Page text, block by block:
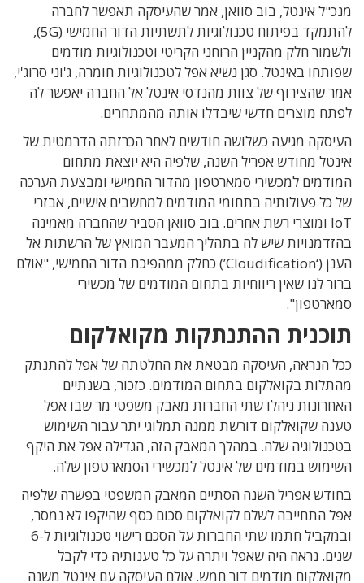
מנכ"ל אינטל, בוב סוואן, אמר שהעיסקה תאפשר לחברה
להתמקד בפיתוח טכנולוגיות לתשתיות הדור החמישי (5G),
ולשמור חלק מהקניין הרוחני הקריטי וטכנולוגיות מודמים
שפותחו באינטל. סגן נשיא אפל לטכנולוגיות חומרה, ג'וני סרוג'י,
אמר שהצירוף של צוות מהנדסי אינטל אל החברה יאפשר לה
לפתח מוצרים חדשי שיבדלו אותה מהמתחרים.
העיסקה מגיעה כשלושה חודשים לאחר הכרזתה הדרמטית של
אינטל מחודש אפריל השנה, שלפיה היא יוצאת מתחום
המודמים למכשירי סמארטפון מהדור החמישי ומבצעת הערכה
של כל פעולותיה בתחומי המודמים למחשבים אישיים, אבזרי
IoT ומוצרי רשת אחרים. בוב סוואן הסביר שהחברה מאמינה
בהזדמנויות שיש לה בתהליך המעבר המואץ של הרשתות אל
הענן (‘Cloudification’) כחלק ממהפיכת הדור החמישי, "אולם
ברור לנו שאין ריווחיות בתחום המודמים של מכשירי
סמארטפון".
תוכנית ההתנתקות מקואלקום
ככל הנראה, העיסקה מבטאת את החלטתה של אפל להתנתק
מהתלות בקואלקום בתחום המודמים. כזכור, בשנתיים
האחרונות ניהלו שתי החברות מאבק משפטי מר שבו אפל
טענה שקואלקום דורשת ממנה תמלוגי יתר עבור השימוש
בטכנולוגיה שלה. במהלך המאבק הזה, הגדילה אפל את היקף
השימוש במודמים של אינטל למכשירי הסמארטפון שלה.
בחודש אפריל השנה הסתיים המאבק המשפטי בפשרה שלפיה
אפל התחייבה לשלם לקואלקום סכום כסף שהיקפו לא נמסר,
ובמקביל חתמו שתי החברות על הסכם רישוי טכנולוגיות ל-6
שנים. נראה היה שאפל ויתרה על כל טענותיה כדי לקבל
מקואלקום מודמים דור חמש. אולם העיסקה עם אינטל משנה